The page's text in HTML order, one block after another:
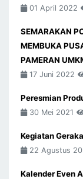
01 April 2022
SEMARAKAN
MEMBUKA
PAMERAN
17 Juni 2022
Peresmian
30 Mei 2021
Kegiatan
22 Agustus
Kalender Even